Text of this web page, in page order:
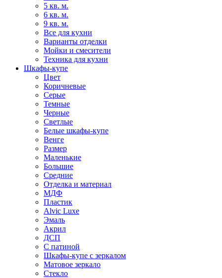
5 кв. м.
6 кв. м.
9 кв. м.
Все для кухни
Варианты отделки
Мойки и смесители
Техника для кухни
Шкафы-купе
Цвет
Коричневые
Серые
Темные
Черные
Светлые
Белые шкафы-купе
Венге
Размер
Маленькие
Большие
Средние
Отделка и материал
МДФ
Пластик
Alvic Luxe
Эмаль
Акрил
ДСП
С патиной
Шкафы-купе с зеркалом
Матовое зеркало
Стекло